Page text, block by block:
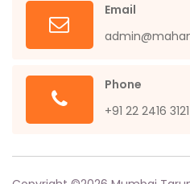
Email
Phone
+91 22 2416 3121